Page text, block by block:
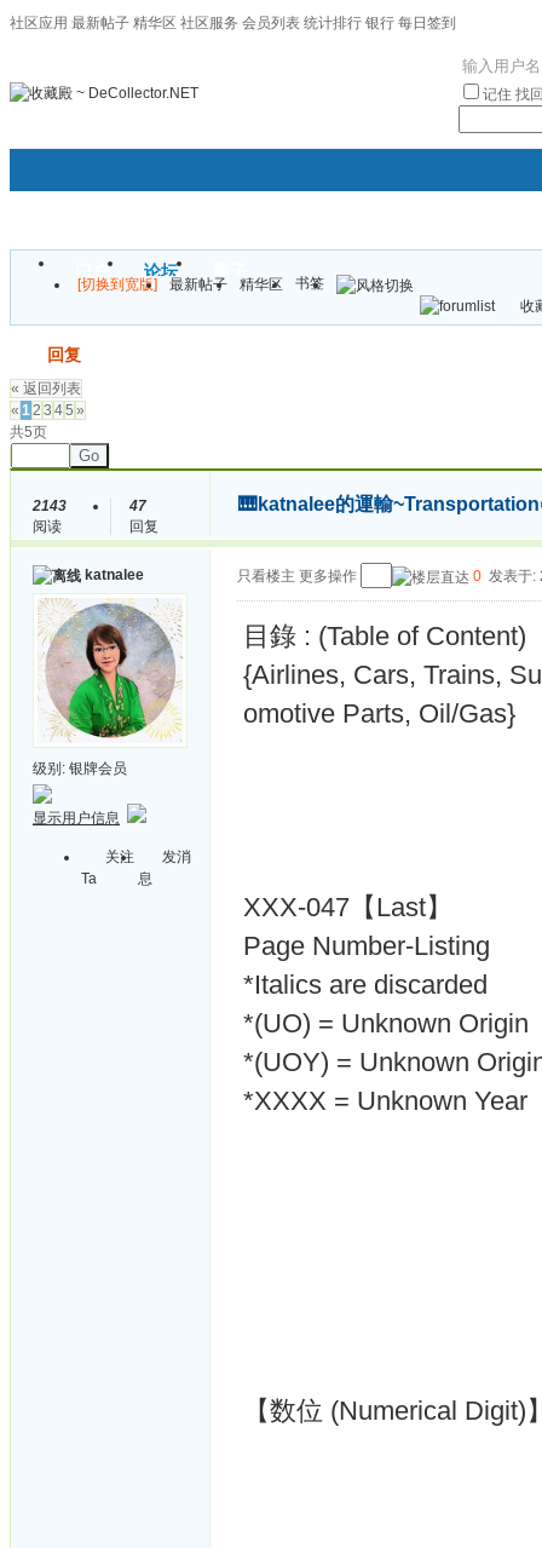
社区应用 最新帖子 精华区 社区服务 会员列表 统计排行 银行 每日签到
记住 找
门户 论坛
[切换到宽版] 最新帖子 精华区
书签
收
回复
« 返回列表
« 12 3 45 »
共5页
Go
2143
阅读
47
回复
🎹katnalee的運輸
katnalee
级别: 银牌会员
显示用户信息
关注
Ta
发消
息
只看楼主 更多操作 0 发表于:
目錄 : (Table of Content)
{Airlines, Cars, Trains,
omotive Parts, Oil/Gas}
XXX-047【Last】
Page Number-Listing
*Italics are discarded
*(UO) = Unknown Origin
*(UOY) = Unknown
*XXXX = Unknown Year
【数位 (Numerical Digit)